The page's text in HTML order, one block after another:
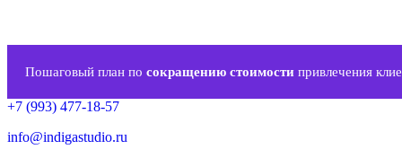
Пошаговый план по сокращению стоимости привлечения
+7 (993) 477-18-57
info@indigastudio.ru